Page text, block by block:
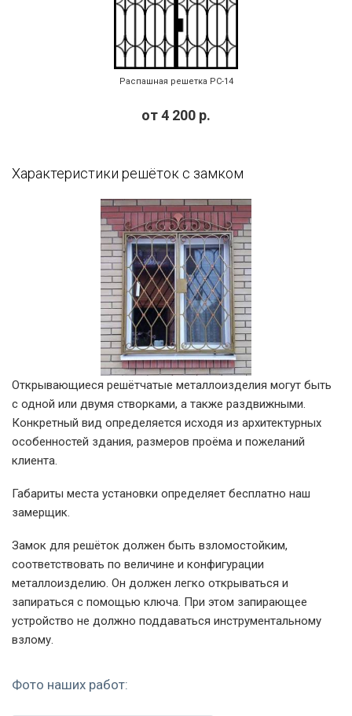
Распашная решетка РС-14
от4 200 р.
Характеристики решёток с замком
Открывающиеся решётчатые металлоизделия могут быть
с одной или двумя створками, а также раздвижными.
Конкретный вид определяется исходя из архитектурных
особенностей здания, размеров проёма и пожеланий
клиента.
Габариты места установки определяет бесплатно наш
замерщик.
Замок для решёток должен быть взломостойким,
соответствовать по величине и конфигурации
металлоизделию. Он должен легко открываться и
запираться с помощью ключа. При этом запирающее
устройство не должно поддаваться инструментальному
взлому.
Фото наших работ: